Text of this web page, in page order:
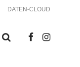
DATEN-CLOUD